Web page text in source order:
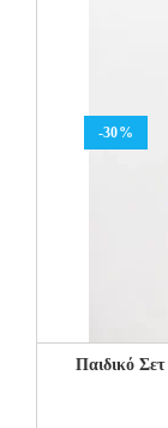
-30%
Παιδικό